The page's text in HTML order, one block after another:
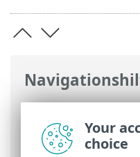
ESET Online-Hilfe
Premium
>
Kostenloser ESET
Your
choice